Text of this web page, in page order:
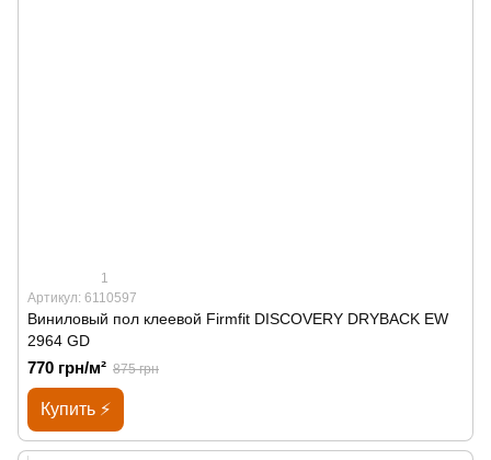
1
Артикул: 6110597
Виниловый пол клеевой Firmfit DISCOVERY DRYBACK EW
2964 GD
770 грн/м² 875 грн
Купить ⚡